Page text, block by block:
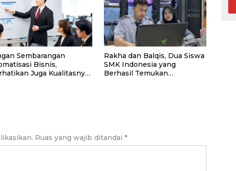
Sembarangan
Bisnis,
Juga Kualitasnya!
Rakha dan Balqis, Dua Siswa
SMK Indonesia yang
Berhasil Temukan
Ruas yang wajib ditandai *